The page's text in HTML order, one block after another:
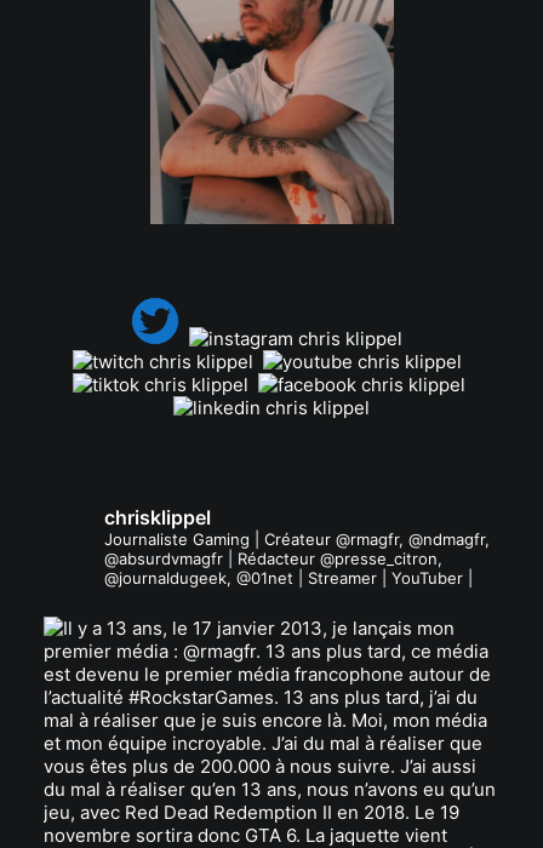
chrisklippel
Journaliste Gaming | Créateur @rmagfr, @ndmagfr,
@absurdvmagfr | Rédacteur @presse_citron,
@journaldugeek, @01net | Streamer | YouTuber |